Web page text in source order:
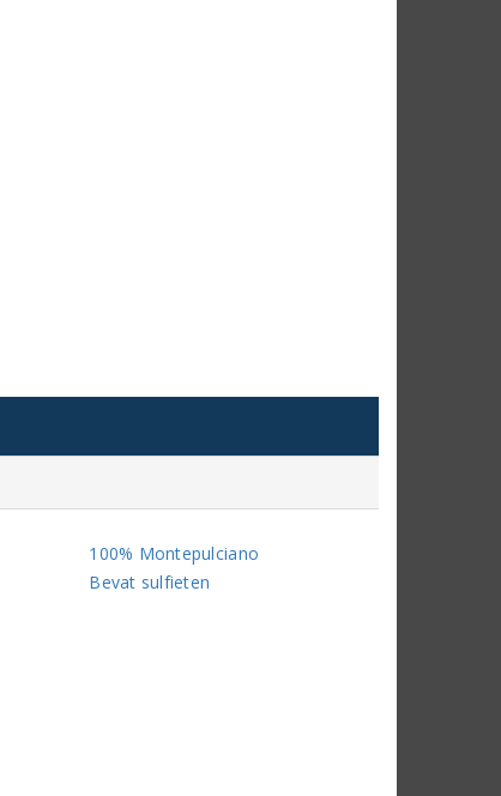
100% Montepulciano
Bevat sulfieten